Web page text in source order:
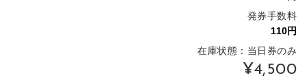
発券手数料
在庫状態：当日券のみ
¥4,500